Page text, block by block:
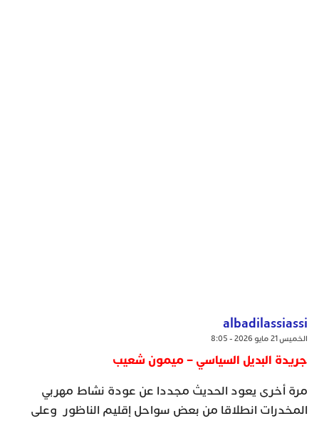
albadilassiassi
الخميس 21 مايو 2026 - 8:05
جريدة البديل السياسي – ميمون شعيب
مرة أخرى يعود الحديث مجددا عن عودة نشاط مهربي
المخدرات انطلاقا من بعض سواحل إقليم الناظور وعلى